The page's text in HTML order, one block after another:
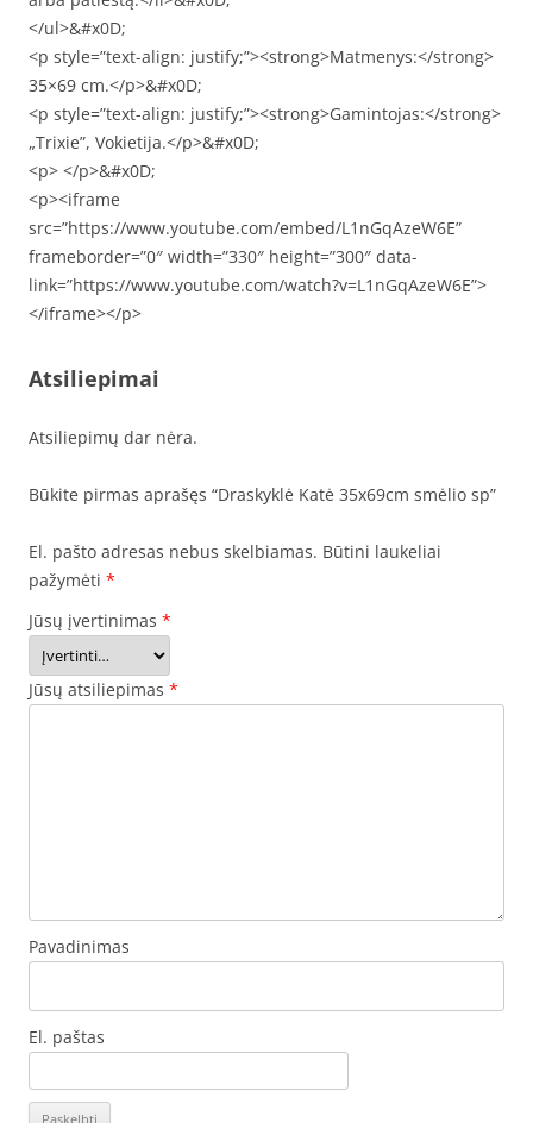
</ul>&#x0D;
<p style=”text-align: justify;”><strong>Matmenys:</strong>
35×69 cm.</p>&#x0D;
<p style=”text-align: justify;”><strong>Gamintojas:</strong>
„Trixie”, Vokietija.</p>&#x0D;
<p> </p>&#x0D;
<p><iframe
src=”https://www.youtube.com/embed/L1nGqAzeW6E”
frameborder=”0″ width=”330″ height=”300″ data-
link=”https://www.youtube.com/watch?v=L1nGqAzeW6E”>
</iframe></p>
Atsiliepimai
Atsiliepimų dar nėra.
Būkite pirmas aprašęs “Draskyklė Katė 35x69cm smėlio sp”
El. pašto adresas nebus skelbiamas. Būtini laukeliai
pažymėti *
Jūsų įvertinimas *
Jūsų atsiliepimas *
Pavadinimas
El. paštas